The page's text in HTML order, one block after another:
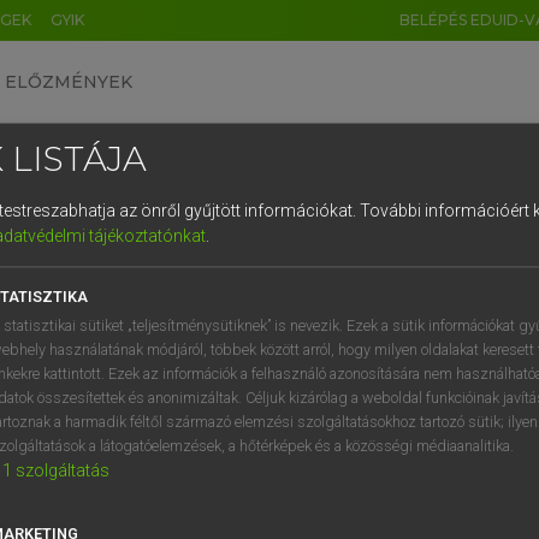
GYIK BELÉPÉS EDUID-
ELŐZMÉNYEK
egyetemes nagyszótár
VAN ELŐFIZETÉSED?
megtekintéséhez.
LISTÁJA
az önről gyűjtött információkat. További információért
tájékoztatónkat.
statisztikai sütiket „teljesítménysütiknek” is nevezik. Ezek a sütik információkat
használatának módjáról, többek között arról, hogy milyen oldalakat keresett
kattintott. Ezek az információk a felhasználó azonosítására nem
összesítettek és anonimizáltak. Céljuk kizárólag a weboldal funkcióinak
a harmadik féltől származó elemzési szolgáltatásokhoz tartozó sütik;
a látogatóelemzések, a hőtérképek és a közösségi médiaanalitika.
1 szolgáltatás
DE CN FR ES IT NL
1 2 3 4 5 6 7 8 9
q w e r t z u i
a s d f g h j k l é
í y x c v b n m , .